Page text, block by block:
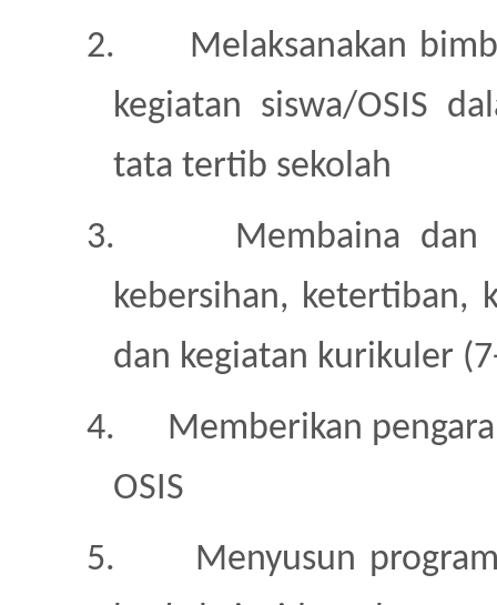
2.
Melaksanakan
kegiatan siswa/OSIS
tata tertib sekolah
3.
Membaina dan
kebersihan, ketertiban,
dan kegiatan kurikuler
4.
Memberikan
OSIS
5.
Menyusun